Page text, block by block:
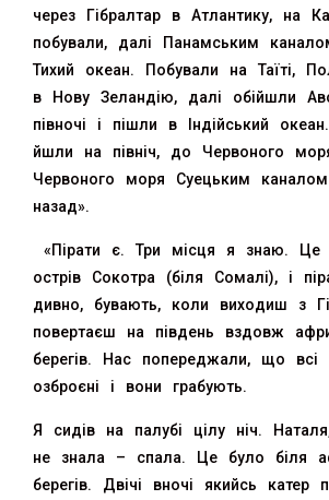
через Гібралтар в Атлантику, на
побували, далі Панамським
Тихий океан. Побували на Таїті,
в Нову Зеландію, далі обійшли
півночі і пішли в Індійський
йшли на північ, до Червоного
Червоного моря Суецьким каналом
назад».
«Пірати є. Три місця я знаю. Це
острів Сокотра (біля Сомалі), і
дивно, бувають, коли виходиш з
повертаєш на південь вздовж
берегів. Нас попереджали, що всі
озброєні і вони грабують.
Я сидів на палубі цілу ніч.
не знала – спала. Це було біля
берегів. Двічі вночі якийсь катер